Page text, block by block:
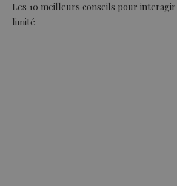
Les 10 meilleurs conseils pour
limité